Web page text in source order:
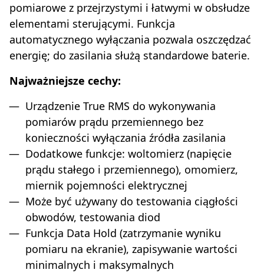
pomiarowe z przejrzystymi i łatwymi w obsłudze
elementami sterującymi. Funkcja
automatycznego wyłączania pozwala oszczędzać
energię; do zasilania służą standardowe baterie.
Najważniejsze cechy:
Urządzenie True RMS do wykonywania
pomiarów prądu przemiennego bez
konieczności wyłączania źródła zasilania
Dodatkowe funkcje: woltomierz (napięcie
prądu stałego i przemiennego), omomierz,
miernik pojemności elektrycznej
Może być używany do testowania ciągłości
obwodów, testowania diod
Funkcja Data Hold (zatrzymanie wyniku
pomiaru na ekranie), zapisywanie wartości
minimalnych i maksymalnych